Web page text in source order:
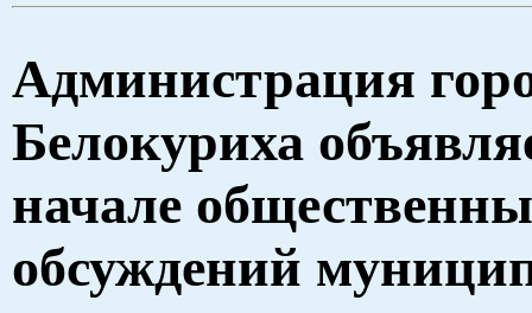
Администрация
Белокуриха
начале
обсуждений